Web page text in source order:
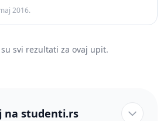
2016.
svi rezultati za ovaj upit.
na studenti.rs